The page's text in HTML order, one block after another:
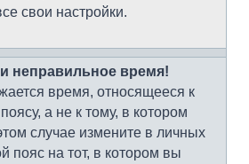
свои настройки.
неправильное время!
время, относящееся к
а не к тому, в котором
случае измените в личных
пояс на тот, в котором вы